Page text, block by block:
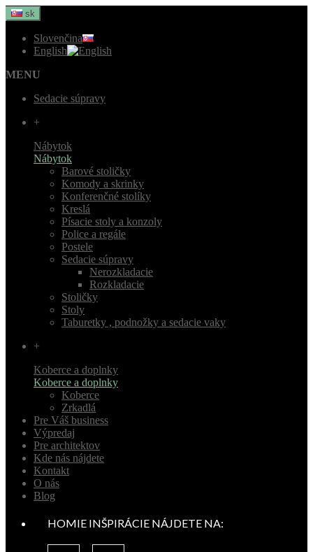
sk
Slovenčina
English
MENU
Sedacie súpravy
+
Nábytok
Nábytok
Barové stoličky
Komody a skrinky
Konferenčné stolíky
Kreslá
Písacie stoly a konzoly
Police a regále
Postele
Sedacie súpravy
Nerozkladacie
Rozkladacie
Stoličky
Stoly
Taburetky , podnožky a sedacie vaky
+
Koberce a doplnky
Koberce a doplnky
Koberce
Zrkadlá
Pre Váš business
Výpredaj
Pre architektov
Kde nás nájdete
Kontakt
O nás
Blog
HOMIE INŠPIRÁCIE NÁJDETE NA: